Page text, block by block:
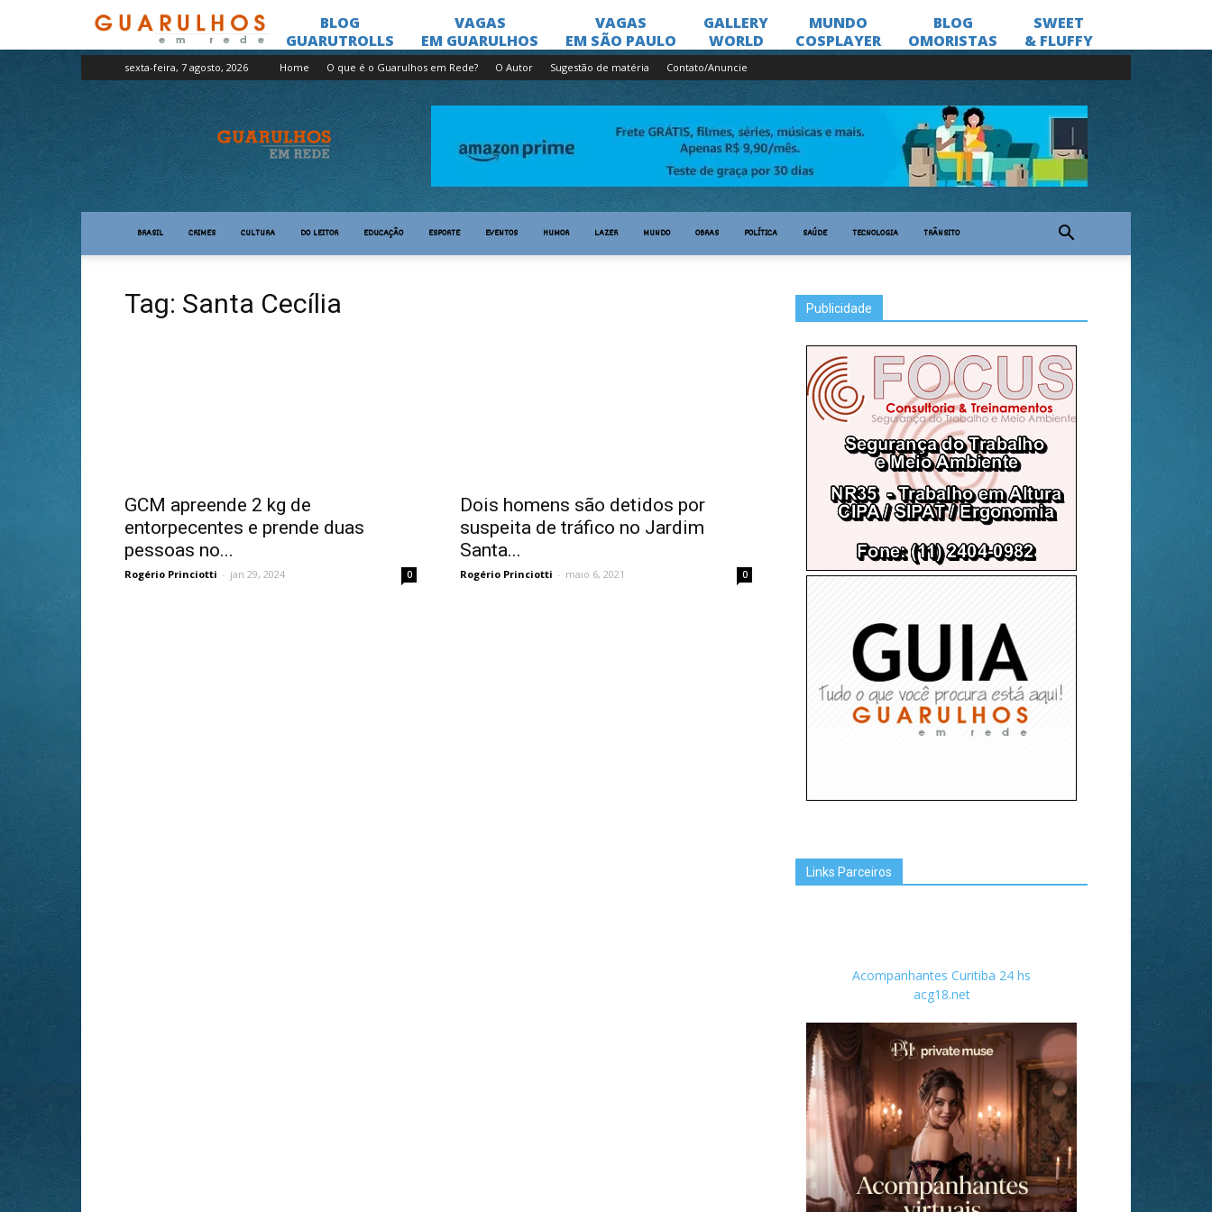
sexta-feira, 7 agosto, 2026 Home O que é o Guarulhos em Rede? O Autor Sugestão de matéria Contato/Anuncie
Guarulhos
em
Rede
BRASIL CRIMES CULTURA DO LEITOR EDUCAÇÃO ESPORTE EVENTOS HUMOR LAZER MUNDO OBRAS POLÍTICA SAÚDE TECNOLOGIA TRÂNSITO
Tag: Santa Cecília
GCM apreende 2 kg de
entorpecentes e prende duas
pessoas no...
Rogério Princiotti - jan 29, 2024 0
Dois homens são detidos por
suspeita de tráfico no Jardim
Santa...
Rogério Princiotti - maio 6, 2021 0
Publicidade
Links Parceiros
Acompanhantes Curitiba 24 hs
acg18.net